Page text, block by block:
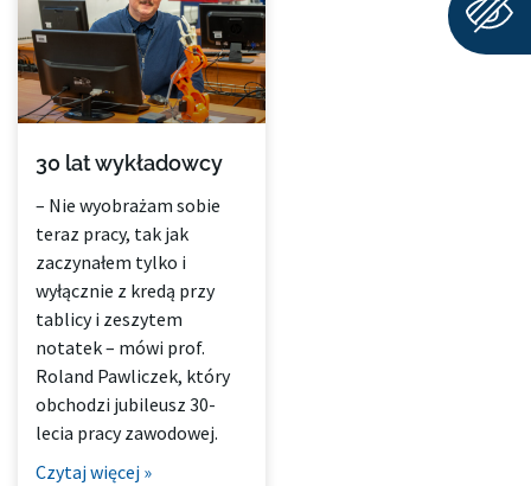
30 lat wykładowcy
– Nie wyobrażam sobie
teraz pracy, tak jak
zaczynałem tylko i
wyłącznie z kredą przy
tablicy i zeszytem
notatek – mówi prof.
Roland Pawliczek, który
obchodzi jubileusz 30-
lecia pracy zawodowej.
Czytaj więcej »